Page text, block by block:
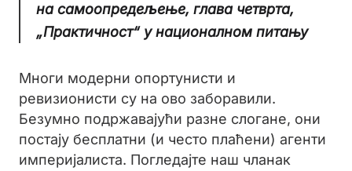
на самоопредељење, глава четврта,
„Практичност“ у националном питању
Многи модерни опортунисти и
ревизионисти су на ово заборавили.
Безумно подржавајући разне слогане, они
постају бесплатни (и често плаћени) агенти
империјалиста. Погледајте наш чланак